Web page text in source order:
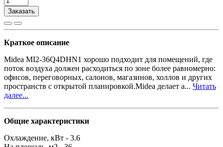
Заказать
Краткое описание
Midea MI2-36Q4DHN1 хорошо подходит для помещений, где
поток воздуха должен расходиться по зоне более равномерно:
офисов, переговорных, салонов, магазинов, холлов и других
пространств с открытой планировкой.Midea делает а... Читать
далее...
Общие характеристики
Охлаждение, кВт - 3.6